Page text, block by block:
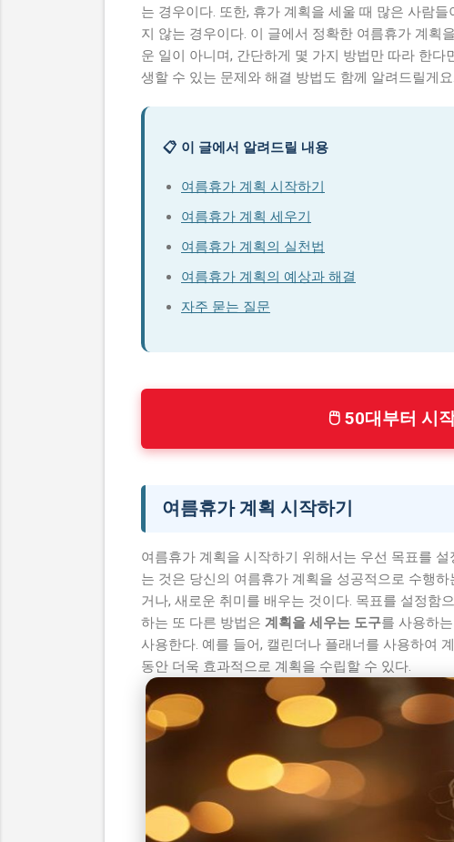
는 경우이다. 또한, 휴가 계획을 세울 때 많은 사람
지 않는 경우이다. 이 글에서 정확한 여름휴가 계획
운 일이 아니며, 간단하게 몇 가지 방법만 따라 한
생할 수 있는 문제와 해결 방법도 함께 알려드릴게요.
📋 이 글에서 알려드릴 내용
여름휴가 계획 시작하기
여름휴가 계획 세우기
여름휴가 계획의 실천법
여름휴가 계획의 예상과 해결
자주 묻는 질문
🖱 50대부터 시
여름휴가 계획 시작하기
여름휴가 계획을 시작하기 위해서는 우선 목표를 설
는 것은 당신의 여름휴가 계획을 성공적으로 수행
거나, 새로운 취미를 배우는 것이다. 목표를 설정함
하는 또 다른 방법은 계획을 세우는 도구를 사용하
사용한다. 예를 들어, 캘린더나 플래너를 사용하여
동안 더욱 효과적으로 계획을 수립할 수 있다.